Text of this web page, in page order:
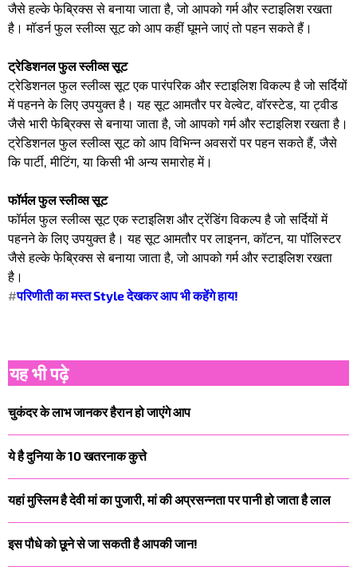
जैसे हल्के फेब्रिक्स से बनाया जाता है, जो आपको गर्म और स्टाइलिश रखता
है। मॉडर्न फुल स्लीव्स सूट को आप कहीं घूमने जाएं तो पहन सकते हैं।
ट्रेडिशनल फुल स्लीव्स सूट
ट्रेडिशनल फुल स्लीव्स सूट एक पारंपरिक और स्टाइलिश विकल्प है जो सर्दियों
में पहनने के लिए उपयुक्त है। यह सूट आमतौर पर वेल्वेट, वॉरस्टेड, या ट्वीड
जैसे भारी फेब्रिक्स से बनाया जाता है, जो आपको गर्म और स्टाइलिश रखता है।
ट्रेडिशनल फुल स्लीव्स सूट को आप विभिन्न अवसरों पर पहन सकते हैं, जैसे
कि पार्टी, मीटिंग, या किसी भी अन्य समारोह में।
फॉर्मल फुल स्लीव्स सूट
फॉर्मल फुल स्लीव्स सूट एक स्टाइलिश और ट्रेंडिंग विकल्प है जो सर्दियों में
पहनने के लिए उपयुक्त है। यह सूट आमतौर पर लाइनन, कॉटन, या पॉलिस्टर
जैसे हल्के फेब्रिक्स से बनाया जाता है, जो आपको गर्म और स्टाइलिश रखता
है।
#परिणीती का मस्त Style देखकर आप भी कहेंगे हाय!
यह भी पढ़े
चुकंदर के लाभ जानकर हैरान हो जाएंगे आप
ये है दुनिया के 10 खतरनाक कुत्ते
यहां मुस्लिम है देवी मां का पुजारी, मां की अप्रसन्नता पर पानी हो जाता है लाल
इस पौधे को छूने से जा सकती है आपकी जान!